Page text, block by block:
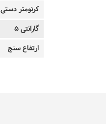
کرنومتر دستی
گارانتی 5
ارتفاع سنج